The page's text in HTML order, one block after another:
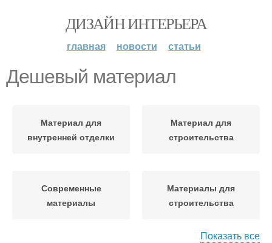
ДИЗАЙН ИНТЕРЬЕРА
главная новости статьи
Дешевый материал
Материал для
внутренней отделки
Материал для
строительства
Современные
материалы
Материалы для
строительства
Показать все